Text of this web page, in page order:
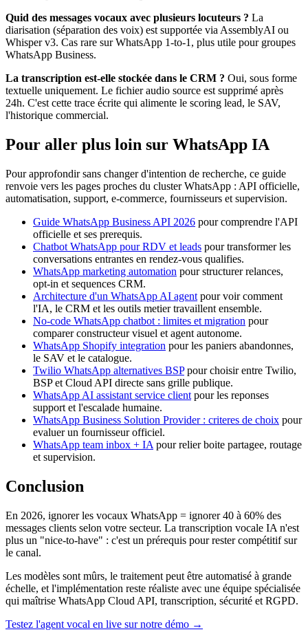
Quid des messages vocaux avec plusieurs locuteurs ? La
diarisation (séparation des voix) est supportée via AssemblyAI ou
Whisper v3. Cas rare sur WhatsApp 1-to-1, plus utile pour groupes
WhatsApp Business.
La transcription est-elle stockée dans le CRM ? Oui, sous forme
textuelle uniquement. Le fichier audio source est supprimé après
24h. C'est cette trace écrite qui alimente le scoring lead, le SAV,
l'historique commercial.
Pour aller plus loin sur WhatsApp IA
Pour approfondir sans changer d'intention de recherche, ce guide
renvoie vers les pages proches du cluster WhatsApp : API officielle,
automatisation, support, e-commerce, fournisseurs et supervision.
Guide WhatsApp Business API 2026 pour comprendre l'API
officielle et ses prerequis.
Chatbot WhatsApp pour RDV et leads pour transformer les
conversations entrantes en rendez-vous qualifies.
WhatsApp marketing automation pour structurer relances,
opt-in et sequences CRM.
Architecture d'un WhatsApp AI agent pour voir comment
l'IA, le CRM et les outils metier travaillent ensemble.
No-code WhatsApp chatbot : limites et migration pour
comparer constructeur visuel et agent autonome.
WhatsApp Shopify integration pour les paniers abandonnes,
le SAV et le catalogue.
Twilio WhatsApp alternatives BSPpour choisir entre Twilio,
BSP et Cloud API directe sans grille publique.
WhatsApp AI assistant service client pour les reponses
support et l'escalade humaine.
WhatsApp Business Solution Provider : criteres de choix pour
evaluer un fournisseur officiel.
WhatsApp team inbox + IA pour relier boite partagee, routage
et supervision.
Conclusion
En 2026, ignorer les vocaux WhatsApp = ignorer 40 à 60% des
messages clients selon votre secteur. La transcription vocale IA n'est
plus un "nice-to-have" : c'est un prérequis pour rester compétitif sur
le canal.
Les modèles sont mûrs, le traitement peut être automatisé à grande
échelle, et l'implémentation reste réaliste avec une équipe spécialisée
qui maîtrise WhatsApp Cloud API, transcription, sécurité et RGPD.
Testez l'agent vocal en live sur notre démo →